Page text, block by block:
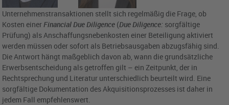
Unternehmenstransaktionen stellt sich regelmäßig die Frage, ob
Kosten einer Financial Due Diligence (Due Diligence: sorgfältige
Prüfung) als Anschaffungsnebenkosten einer Beteiligung aktiviert
werden müssen oder sofort als Betriebsausgaben abzugsfähig sind.
Die Antwort hängt maßgeblich davon ab, wann die grundsätzliche
Erwerbsentscheidung als getroffen gilt – ein Zeitpunkt, der in
Rechtsprechung und Literatur unterschiedlich beurteilt wird. Eine
sorgfältige Dokumentation des Akquisitionsprozesses ist daher in
jedem Fall empfehlenswert.